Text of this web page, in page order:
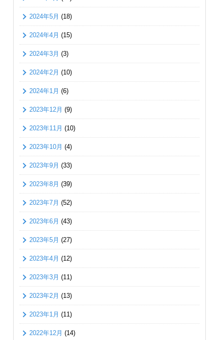
2024年5月 (18)
2024年4月 (15)
2024年3月 (3)
2024年2月 (10)
2024年1月 (6)
2023年12月 (9)
2023年11月 (10)
2023年10月 (4)
2023年9月 (33)
2023年8月 (39)
2023年7月 (52)
2023年6月 (43)
2023年5月 (27)
2023年4月 (12)
2023年3月 (11)
2023年2月 (13)
2023年1月 (11)
2022年12月 (14)